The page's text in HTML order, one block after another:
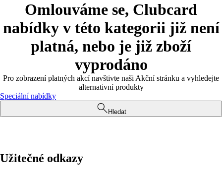
Omlouváme se, Clubcard
nabídky v této kategorii již není
platná, nebo je již zboží
vyprodáno
Pro zobrazení platných akcí navštivte naši Akční stránku a vyhledejte
alternativní produkty
Speciální nabídky
Hledat
Užitečné odkazy